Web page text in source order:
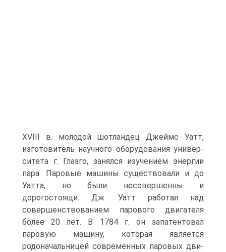
XVIII в. молодой шотландец Джеймс Уатт,
изготовитель научного оборудования универ­
ситета г. Глазго, занялся изучением энергии
пара. Паровые машины существо­вали и до
Уатта, но были несовершенны и
дорогостоящи. Дж. Уатт работал над
совершенствованием парового двигателя
более 20 лет. В 1784 г. он запатентовал
паровую машину, которая является
родоначальницей современных паровых дви­